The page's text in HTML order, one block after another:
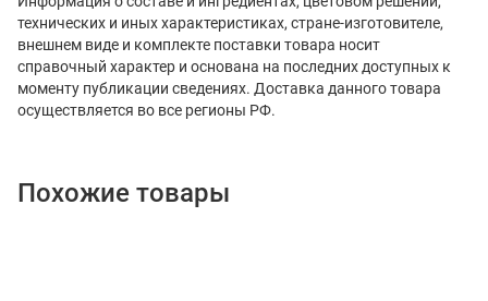
технических и иных характеристиках, стране-изготовителе,
внешнем виде и комплекте поставки товара носит
справочный характер и основана на последних доступных к
моменту публикации сведениях. Доставка данного товара
осуществляется во все регионы РФ.
Похожие товары